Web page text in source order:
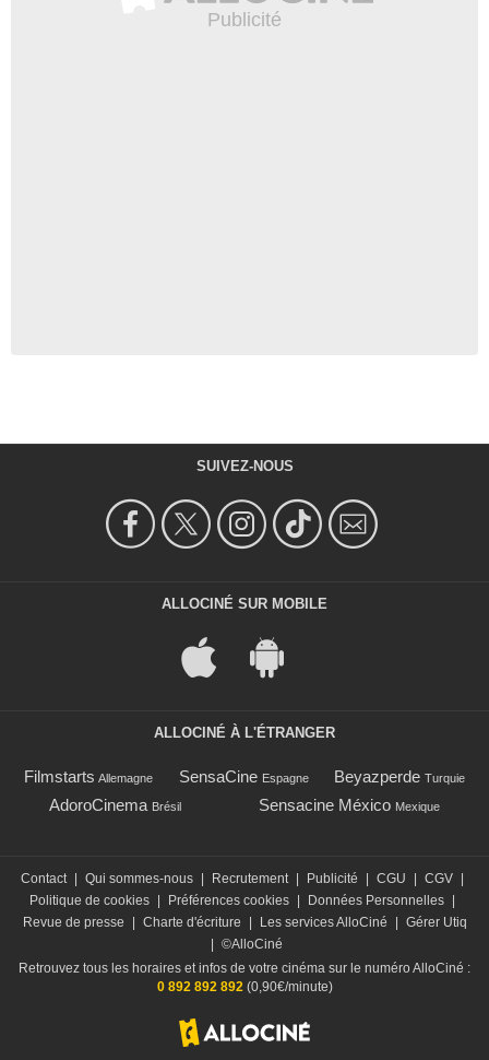
SUIVEZ-NOUS
ALLOCINÉ SUR MOBILE
ALLOCINÉ À L'ÉTRANGER
Filmstarts Allemagne SensaCine Espagne Beyazperde Turquie
AdoroCinema Brésil Sensacine México Mexique
Contact Qui sommes-nous Recrutement Publicité CGU CGV
Politique de cookies
Préférences cookies Données Personnelles
Revue de presse
Charte d'écriture Les services AlloCiné
Gérer Utiq
©AlloCiné
Retrouvez tous les horaires et infos de votre cinéma sur le numéro AlloCiné :
0 892 892 892(0,90€/minute)